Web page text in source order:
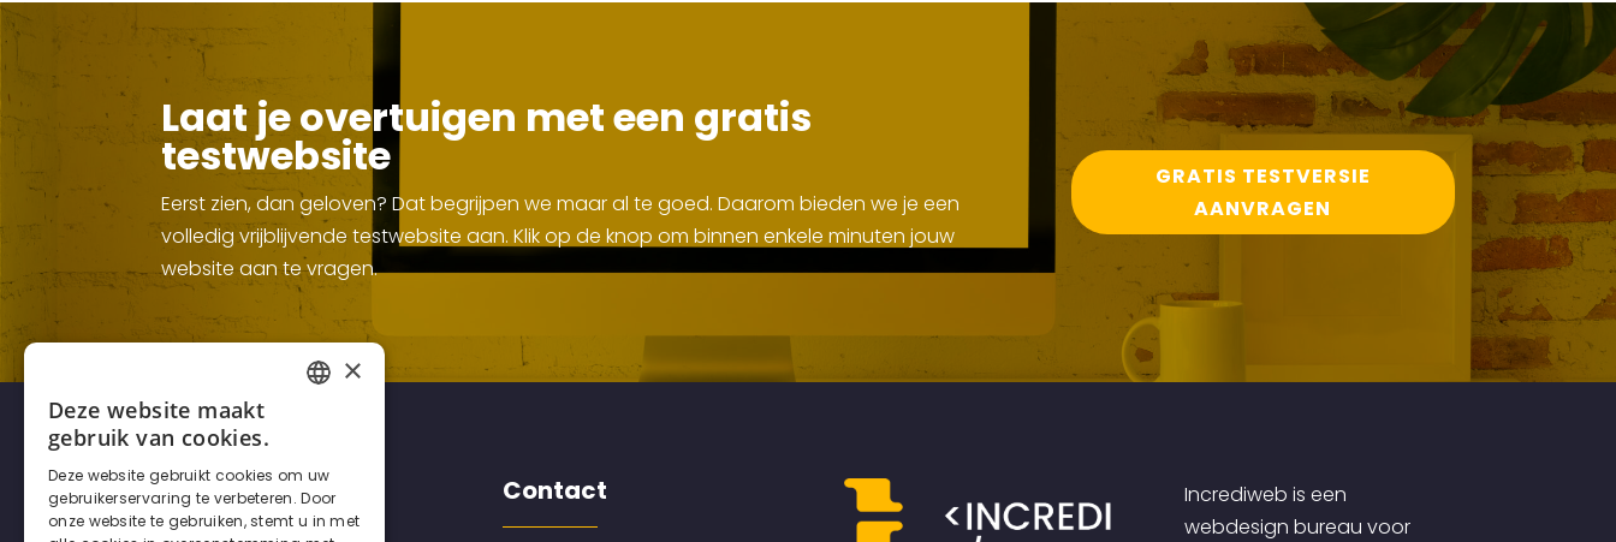
Laat je overtuigen met een gratis
testwebsite
Eerst zien, dan geloven? Dat begrijpen we maar al te goed. Daarom bieden we je een
volledig vrijblijvende testwebsite aan. Klik op de knop om binnen enkele minuten jouw
website aan te vragen.
GRATIS TESTVERSIE
AANVRAGEN
Disclaimers Contact
Incrediweb is een
webdesign bureau voor
DUTCH
ENGLISH
×
Deze website maakt
gebruik van cookies.
Deze website gebruikt cookies om uw
gebruikerservaring te verbeteren. Door
onze website te gebruiken, stemt u in met